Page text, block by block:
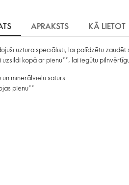
APRAKSTS KĀ LIETOT
uztura speciālisti, lai palīdzētu
kopā ar pienu**, lai iegūtu
minerālvielu saturs
pienu**